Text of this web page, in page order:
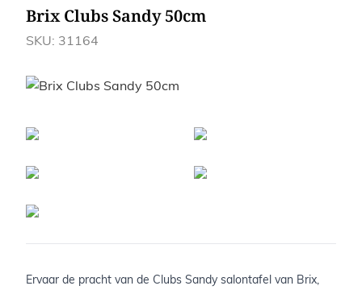
Brix Clubs Sandy 50cm
SKU: 31164
Afbeeldingen
Ervaar de pracht van de Clubs Sandy salontafel van Brix,